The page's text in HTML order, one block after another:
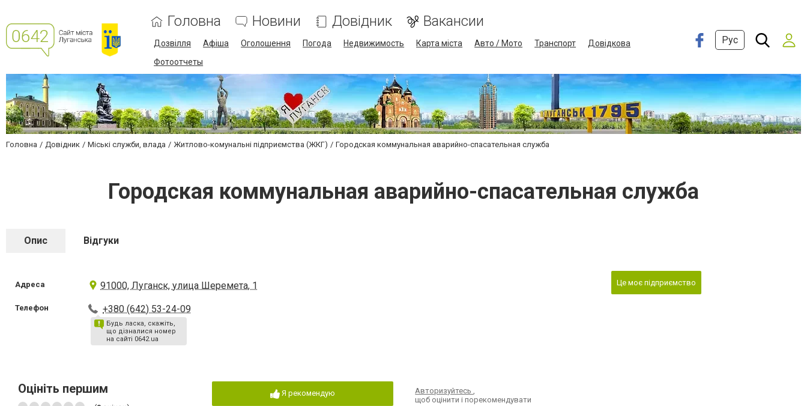
Головна Новини Довідник Вакансии
Дозвілля Афіша Оголошення Погода Недвижимость Карта міста Авто / Мото Транспорт
Довідкова
Фотоотчеты
Рус
Головна Довідник Міські служби, влада Житлово-комунальні підприємства (ЖКГ) Городская коммунальная аварийно-спасательная служба
Городская коммунальная аварийно-спасательная служба
Опис Відгуки
Адреса 91000, Луганск, улица Шеремета, 1
Телефон +380 (642) 53-24-09
Будь ласка, скажіть,
що дізналися номер
на сайті 0642.ua
Оцініть першим Я рекомендую Авторизуйтесь,
щоб оцінити і порекомендувати
Це моє підприємство